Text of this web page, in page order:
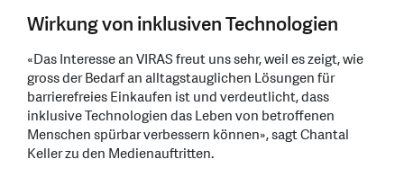
Wirkung von inklusiven Technologien
«Das Interesse an VIRAS freut uns sehr, weil es zeigt, wie
gross der Bedarf an alltagstauglichen Lösungen für
barrierefreies Einkaufen ist und verdeutlicht, dass
inklusive Technologien das Leben von betroffenen
Menschen spürbar verbessern können», sagt Chantal
Keller zu den Medienauftritten.